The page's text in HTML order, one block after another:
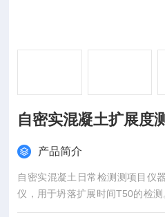
自密实混凝土扩展度
产品简介
自密实混凝土日常检测测项目仪
仪，用于坍落扩展时间T50的检测
凝土抗离析性试验。3，L型仪用